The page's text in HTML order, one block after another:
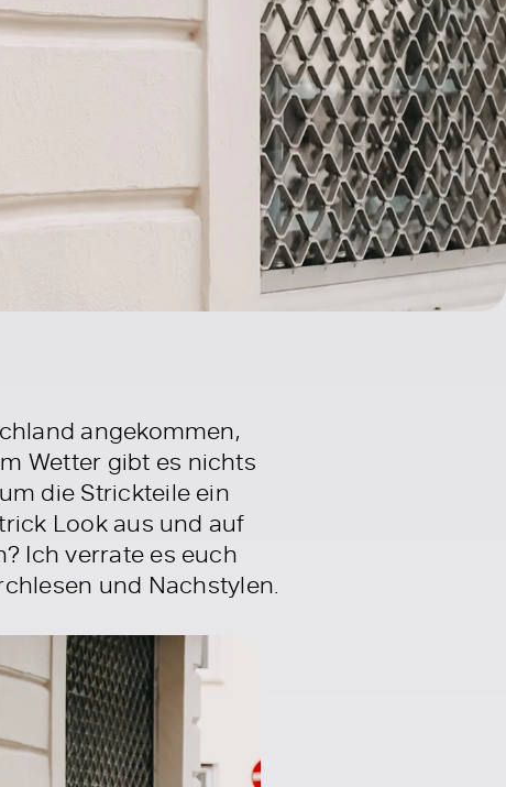
angekommen,
Wetter gibt es nichts
die Strickteile ein
Look aus und auf
Ich verrate es euch
und Nachstylen.